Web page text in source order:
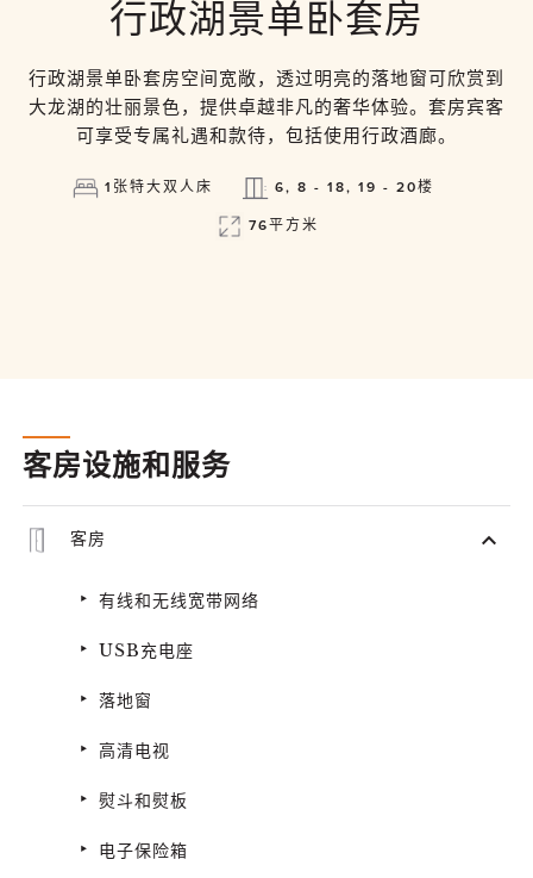
行政湖景单卧套房
行政湖景单卧套房空间宽敞，透过明亮的落地窗可欣赏到
大龙湖的壮丽景色，提供卓越非凡的奢华体验。套房宾客
可享受专属礼遇和款待，包括使用行政酒廊。
1张特大双人床 6, 8 - 18, 19 - 20楼
76平方米
客房设施和服务
客房
有线和无线宽带网络
USB充电座
落地窗
高清电视
熨斗和熨板
电子保险箱